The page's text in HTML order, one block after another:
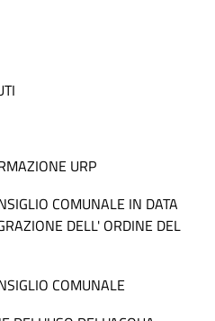
URP
COMUNALE IN DATA
DELL' ORDINE DEL
COMUNALE